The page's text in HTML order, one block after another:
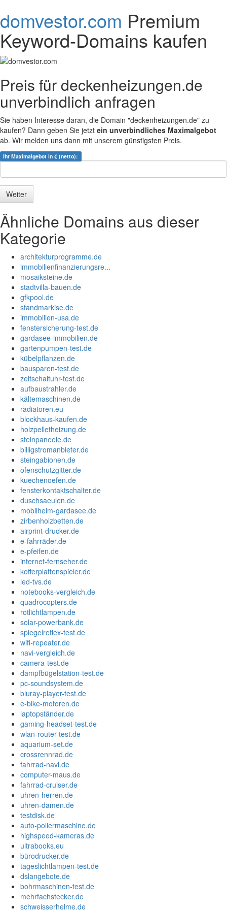
domvestor.com Premium
Keyword-Domains kaufen
Preis für deckenheizungen.de
unverbindlich anfragen
Sie haben Interesse daran, die Domain "deckenheizungen.de" zu
kaufen? Dann geben Sie jetzt ein unverbindliches Maximalgebot
ab. Wir melden uns dann mit unserem günstigsten Preis.
Ihr Maximalgebot in € (netto):
Ähnliche Domains aus dieser
Kategorie
architekturprogramme.de
immobilienfinanzierungsre...
mosaiksteine.de
stadtvilla-bauen.de
gfkpool.de
standmarkise.de
immobilien-usa.de
fenstersicherung-test.de
gardasee-immobilien.de
gartenpumpen-test.de
kübelpflanzen.de
bausparen-test.de
zeitschaltuhr-test.de
aufbaustrahler.de
kältemaschinen.de
radiatoren.eu
blockhaus-kaufen.de
holzpelletheizung.de
steinpaneele.de
billigstromanbieter.de
steingabionen.de
ofenschutzgitter.de
kuechenoefen.de
fensterkontaktschalter.de
duschsaeulen.de
mobilheim-gardasee.de
zirbenholzbetten.de
airprint-drucker.de
e-fahrräder.de
e-pfeifen.de
internet-fernseher.de
kofferplattenspieler.de
led-tvs.de
notebooks-vergleich.de
quadrocopters.de
rotlichtlampen.de
solar-powerbank.de
spiegelreflex-test.de
wifi-repeater.de
navi-vergleich.de
camera-test.de
dampfbügelstation-test.de
pc-soundsystem.de
bluray-player-test.de
e-bike-motoren.de
laptopständer.de
gaming-headset-test.de
wlan-router-test.de
aquarium-set.de
crossrennrad.de
fahrrad-navi.de
computer-maus.de
fahrrad-cruiser.de
uhren-herren.de
uhren-damen.de
testdisk.de
auto-poliermaschine.de
highspeed-kameras.de
ultrabooks.eu
bürodrucker.de
tageslichtlampen-test.de
dslangebote.de
bohrmaschinen-test.de
mehrfachstecker.de
schweisserhelme.de